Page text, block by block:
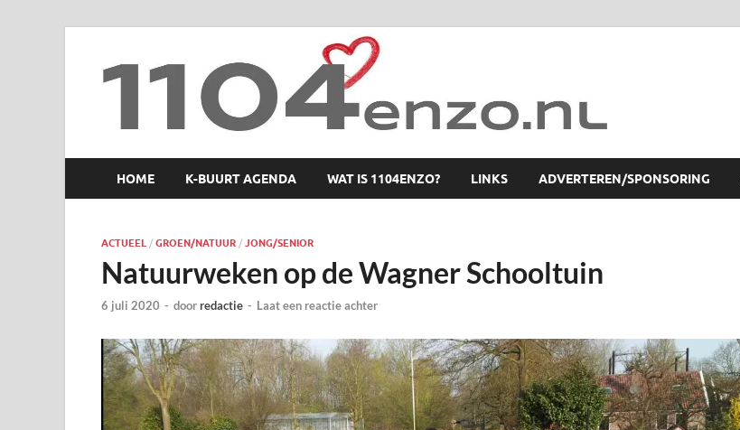
1104 en zo
HOME K-BUURT AGENDA WAT IS 1104ENZO? LINKS ADVERTEREN/SPONSORING
ACTUEEL / GROEN/NATUUR / JONG/SENIOR
Natuurweken op de Wagner Schooltuin
6 juli 2020 - doorredactie - Laat een reactie achter